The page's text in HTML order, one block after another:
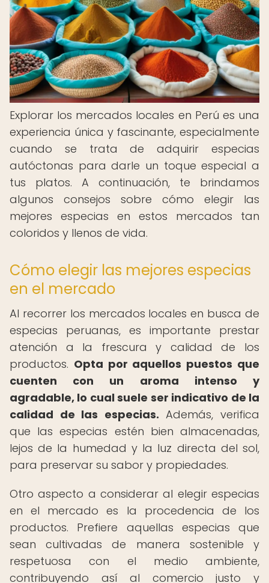
Explorar los mercados locales en Perú es una
experiencia única y fascinante, especialmente
cuando se trata de adquirir especias
autóctonas para darle un toque especial a
tus platos. A continuación, te brindamos
algunos consejos sobre cómo elegir las
mejores especias en estos mercados tan
coloridos y llenos de vida.
Cómo elegir las mejores especias
en el mercado
Al recorrer los mercados locales en busca de
especias peruanas, es importante prestar
atención a la frescura y calidad de los
productos. Opta por aquellos puestos que
cuenten con un aroma intenso y
agradable, lo cual suele ser indicativo de la
calidad de las especias. Además, verifica
que las especias estén bien almacenadas,
lejos de la humedad y la luz directa del sol,
para preservar su sabor y propiedades.
Otro aspecto a considerar al elegir especias
en el mercado es la procedencia de los
productos. Prefiere aquellas especias que
sean cultivadas de manera sostenible y
respetuosa con el medio ambiente,
contribuyendo así al comercio justo y